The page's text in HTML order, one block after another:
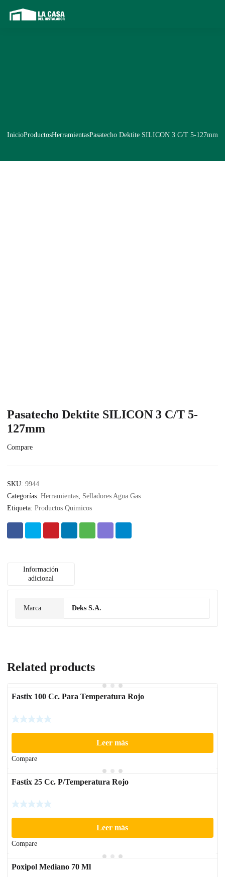
InicioProductosHerramientasPasatecho Dektite SILICON 3 C/T 5-127mm
Pasatecho Dektite SILICON 3 C/T 5-
127mm
Compare
SKU: 9944
Categorías: Herramientas Selladores Agua Gas
Etiqueta: Productos Quimicos
Información
adicional
Marca Deks S.A.
Related products
Fastix 100 Cc. Para Temperatura Rojo
Leer más
Compare
Fastix 25 Cc. P/Temperatura Rojo
Leer más
Compare
Poxipol Mediano 70 Ml